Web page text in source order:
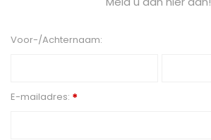
Voor-/Achternaam:
E-mailadres: *